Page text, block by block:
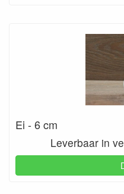
Ei - 6 cm
Leverbaar in